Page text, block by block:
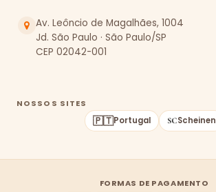
Av. Leôncio de Magalhães, 1004
Jd. São Paulo · São Paulo/SP
CEP 02042-001
NOSSOS SITES
🇵🇹Portugal Scheinen
FORMAS DE PAGAMENTO